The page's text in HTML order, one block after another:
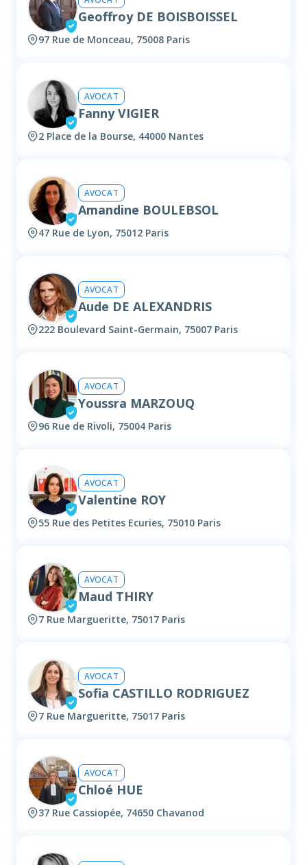
Geoffroy DE BOISBOISSEL
97 Rue de Monceau, 75008 Paris
AVOCAT
Fanny VIGIER
2 Place de la Bourse, 44000 Nantes
AVOCAT
Amandine BOULEBSOL
47 Rue de Lyon, 75012 Paris
AVOCAT
Aude DE ALEXANDRIS
222 Boulevard Saint-Germain, 75007 Paris
AVOCAT
Youssra MARZOUQ
96 Rue de Rivoli, 75004 Paris
AVOCAT
Valentine ROY
55 Rue des Petites Ecuries, 75010 Paris
AVOCAT
Maud THIRY
7 Rue Margueritte, 75017 Paris
AVOCAT
Sofia CASTILLO RODRIGUEZ
7 Rue Margueritte, 75017 Paris
AVOCAT
Chloé HUE
37 Rue Cassiopée, 74650 Chavanod